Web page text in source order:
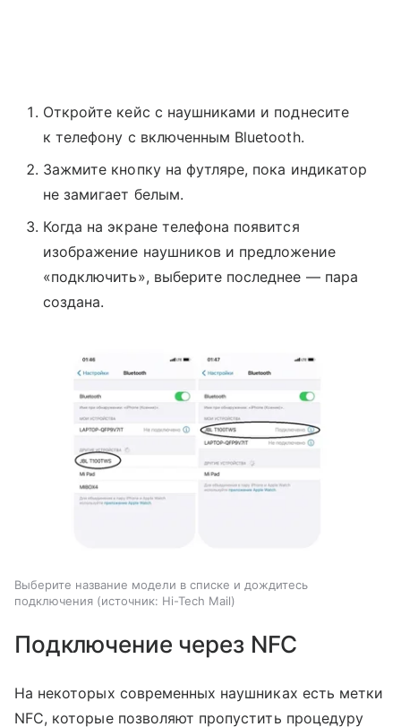
Откройте кейс с наушниками и поднесите
к телефону с включенным Bluetooth.
Зажмите кнопку на футляре, пока индикатор
не замигает белым.
Когда на экране телефона появится
изображение наушников и предложение
«подключить», выберите последнее — пара
создана.
Выберите название модели в списке и дождитесь
подключения
источник: Hi-Tech Mail
Подключение через NFC
На некоторых современных наушниках есть метки
NFC, которые позволяют пропустить процедуру